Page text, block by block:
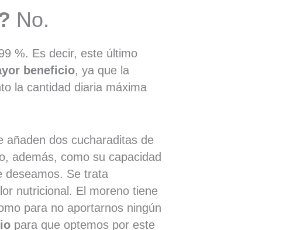
No.
%. Es decir, este último
beneficio, ya que la
la cantidad diaria máxima
añaden dos cucharaditas de
además, como su capacidad
deseamos. Se trata
nutricional. El moreno tiene
para no aportarnos ningún
para que optemos por este